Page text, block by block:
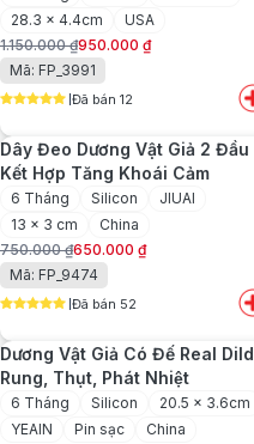
28.3 x 4.4cm
USA
1.150.000₫
Giá
gốc
là:
1.150.000 ₫.
950.000 ₫
Giá
hiện
tại
là:
950.000 ₫.
Mã: FP_3991
Đã bán 12
Dây Đeo Dương Vật Giả 2 Đầu
Kết Hợp Tăng Khoái Cảm
6 Tháng Silicon
JIUAI
13 x 3 cm
China
750.000₫
Giá
gốc
là:
750.000 ₫.
650.000 ₫
Giá
hiện
tại
là:
650.000 ₫.
Mã: FP_9474
Đã bán 52
Dương Vật Giả Có Đế Real
Rung, Thụt, Phát Nhiệt
6 Tháng Silicon
20.5 x 3.6cm
YEAIN
Pin sạc
China